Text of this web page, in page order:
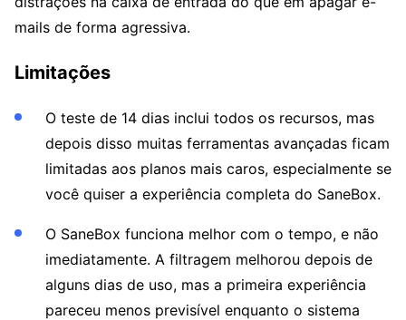
mails de forma agressiva.
Limitações
O teste de 14 dias inclui todos os recursos, mas
depois disso muitas ferramentas avançadas ficam
limitadas aos planos mais caros, especialmente se
você quiser a experiência completa do SaneBox.
O SaneBox funciona melhor com o tempo, e não
imediatamente. A filtragem melhorou depois de
alguns dias de uso, mas a primeira experiência
pareceu menos previsível enquanto o sistema